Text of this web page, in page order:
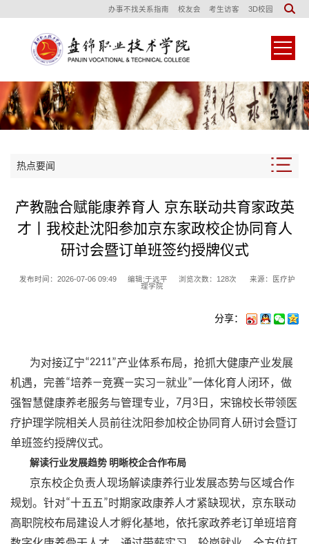
办事不找关系指南 校友会 考生访客 3D校园
热点要闻
产教融合赋能康养育人 京东联动共育家政英
才丨我校赴沈阳参加京东家政校企协同育人
研讨会暨订单班签约授牌仪式
发布时间：2026-07-06 09:49 编辑:于远平 浏览次数： 128次
来源：医疗护
理学院
分享：
为对接辽宁“2211”产业体系布局，抢抓大健康产业发展
机遇，完善“培养—竞赛—实习—就业”一体化育人闭环，做
强智慧健康养老服务与管理专业， 7月 3 日，宋锦校长带领医
疗护理学院相关人员前往沈阳参加校企协同育人研讨会暨订
单班签约授牌仪式。
解读行业发展趋势 明晰校企合作布局
京东校企负责人现场解读康养行业发展态势与区域合作
规划。针对“十五五”时期家政康养人才紧缺现状，京东联动
高职院校布局建设人才孵化基地，依托家政养老订单班培育